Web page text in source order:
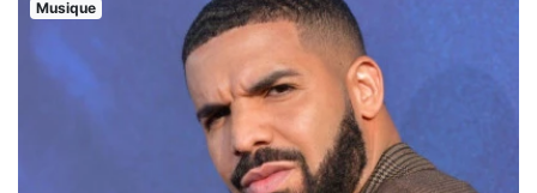
Musique